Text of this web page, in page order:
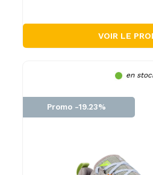
VOIR LE
en
Promo -19.23%